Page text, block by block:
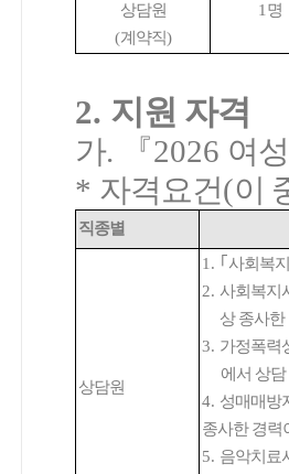
상담원
(계약직)
1 명
2. 지원 자격
가. 『2026 여성
* 자격요건(이
직종별
상담원
1. ｢ 사회복
2. 사회복지
상 종사
3. 가정폭력
에서 상
4. 성매매방
종사한 경력
5. 음악치료